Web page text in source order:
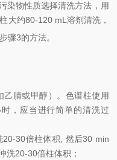
染物性质选择清洗方法，用
大约80-120 mL溶剂清洗，
骤3的方法。
乙腈或甲醇）。色谱柱使用
，应当进行简单的清洗过
30倍柱体积, 然后30 min
洗20-30倍柱体积；